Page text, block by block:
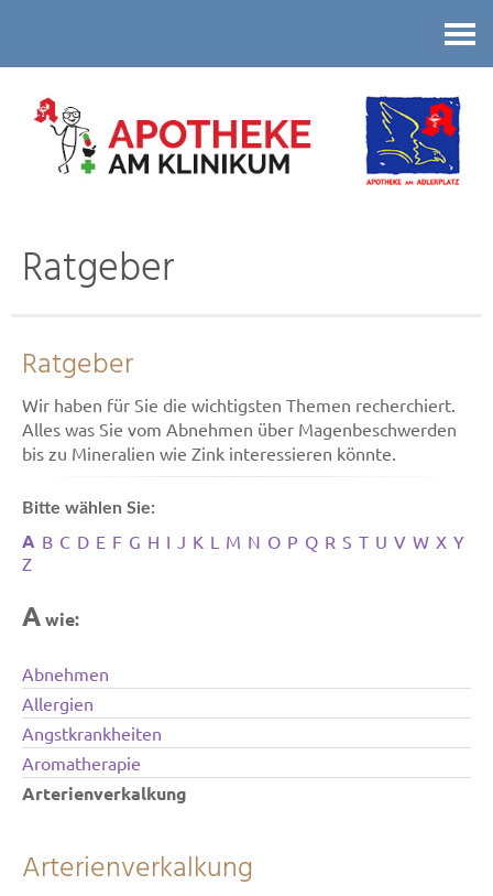
Ratgeber
Ratgeber
Wir haben für Sie die wichtigsten Themen recherchiert.
Alles was Sie vom Abnehmen über Magenbeschwerden
bis zu Mineralien wie Zink interessieren könnte.
Bitte wählen Sie:
A B C D E F G H I J K L M N O P Q R S T U V W X Y
Z
Awie:
Abnehmen
Allergien
Angstkrankheiten
Aromatherapie
Arterienverkalkung
Arterienverkalkung